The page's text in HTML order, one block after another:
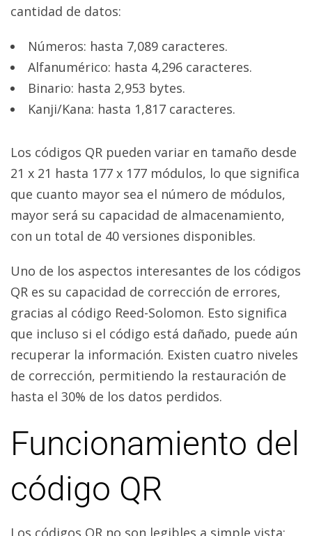
cantidad de datos:
Números: hasta 7,089 caracteres.
Alfanumérico: hasta 4,296 caracteres.
Binario: hasta 2,953 bytes.
Kanji/Kana: hasta 1,817 caracteres.
Los códigos QR pueden variar en tamaño desde
21 x 21 hasta 177 x 177 módulos, lo que significa
que cuanto mayor sea el número de módulos,
mayor será su capacidad de almacenamiento,
con un total de 40 versiones disponibles.
Uno de los aspectos interesantes de los códigos
QR es su capacidad de corrección de errores,
gracias al código Reed-Solomon. Esto significa
que incluso si el código está dañado, puede aún
recuperar la información. Existen cuatro niveles
de corrección, permitiendo la restauración de
hasta el 30% de los datos perdidos.
Funcionamiento del
código QR